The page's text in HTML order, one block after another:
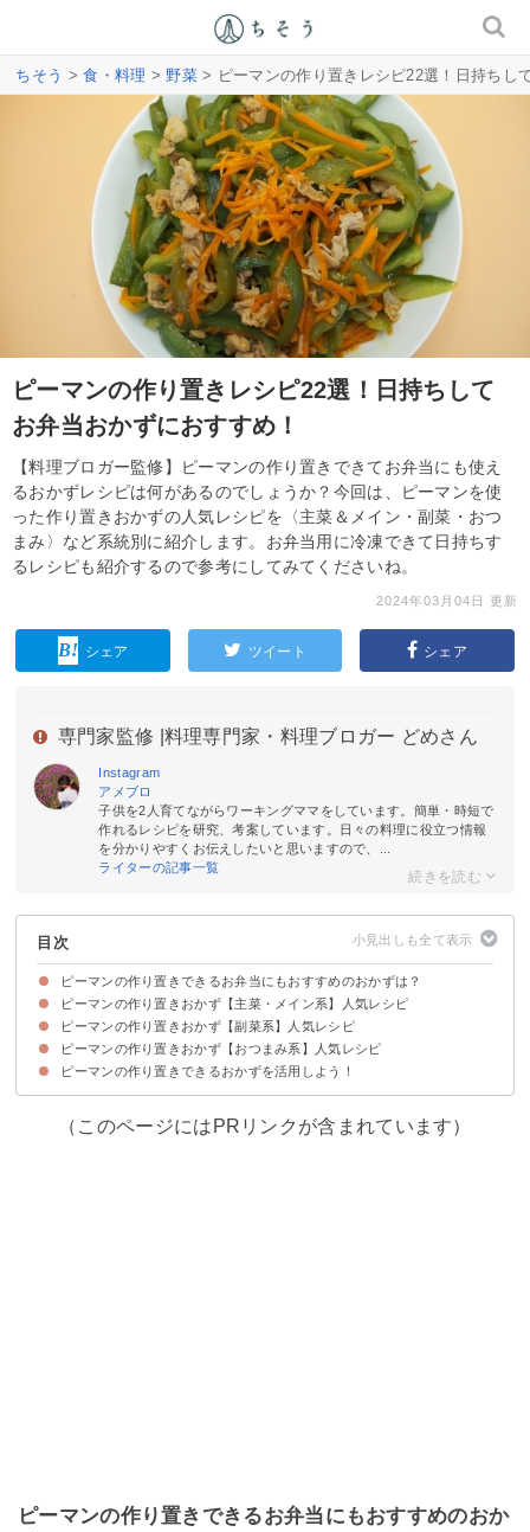
ちそう >食・料理 >野菜> ピーマンの作り置きレシピ22選！日持ちし
ピーマンの作り置きレシピ22選！日持ちして
お弁当おかずにおすすめ！
【料理ブロガー監修】ピーマンの作り置きできてお弁当にも使え
るおかずレシピは何があるのでしょうか？今回は、ピーマンを使
った作り置きおかずの人気レシピを〈主菜＆メイン・副菜・おつ
まみ〉など系統別に紹介します。お弁当用に冷凍できて日持ちす
るレシピも紹介するので参考にしてみてくださいね。
2024年03月04日 更新
シェア ツイート シェア
専門家監修 | 料理専門家・料理ブロガー どめさん
Instagram
アメブロ
子供を2人育てながらワーキングママをしています。簡単・時短で
作れるレシピを研究、考案しています。日々の料理に役立つ情報
を分かりやすくお伝えしたいと思いますので、...
ライターの記事一覧
目次
ピーマンの作り置きできるお弁当にもおすすめのおかずは？
ピーマンの作り置きおかず【主菜・メイン系】人気レシピ
①冷凍もできる豚肉とピーマンの味噌炒め
②夏におすすめピーマンと鶏肉の甘酢炒め
③ピーマンと蒸しホタテのオイスター炒め
④夏におすすめピーマンと手羽元のさっぱり煮
⑤子供が喜ぶピーマンの肉詰め
⑥チンジャオロース
⑦ピーマンと鶏肉となすの中華炒め
ピーマンの作り置きおかず【副菜系】人気レシピ
①レンジで簡単ピーマンのおかか和え
②ピーマンとえのきの塩昆布炒め
③ピーマンとなすの焼き浸し
④レンジで簡単ピーマンとツナの和え物
⑤日持ちするピーマンと生姜の塩昆布和え
⑥子供も喜ぶピーマンの煮浸し
⑦レンジで簡単ピーマンと人参の和え物
⑧夏におすすめピーマンの梅和え
⑨ピーマンとパプリカの甘酢炒め
ピーマンの作り置きおかず【おつまみ系】人気レシピ
①ピーマンと油揚げの和え物
②ピーマンとちくわのきんぴら
③ピーマンとじゃこのガーリック炒め
④レンジで簡単ピーマンの中華風ごま和え
⑤ピーマンと塩昆布のごま油和え
⑥ピーマンのピザ風
ピーマンの作り置きできるおかずを活用しよう！
（このページにはPRリンクが含まれています）
ピーマンの作り置きできるお弁当にもおすすめのおか